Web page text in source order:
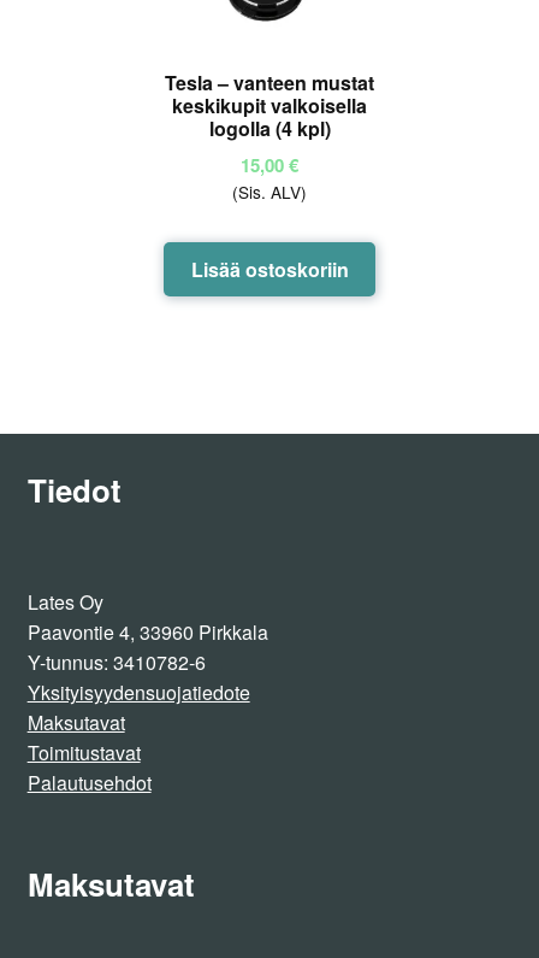
Tesla – vanteen mustat
keskikupit valkoisella
logolla (4 kpl)
15,00€
(Sis. ALV)
Lisää ostoskoriin
Tiedot
Lates Oy
Paavontie 4, 33960 Pirkkala
Y-tunnus: 3410782-6
Yksityisyydensuojatiedote
Maksutavat
Toimitustavat
Palautusehdot
Maksutavat